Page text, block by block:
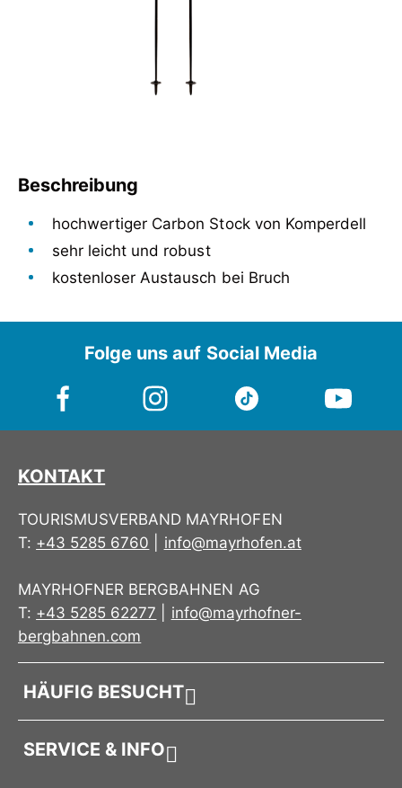
Beschreibung
hochwertiger Carbon Stock von Komperdell
sehr leicht und robust
kostenloser Austausch bei Bruch
sehr leicht und robust
kostenloser Austausch bei Bruch
Folge uns auf Social Media
KONTAKT
TOURISMUSVERBAND MAYRHOFEN
T: +43 5285 6760 info@mayrhofen.at
MAYRHOFNER BERGBAHNEN AG
T: +43 5285 62277
info@mayrhofner-
bergbahnen.com
HÄUFIG BESUCHT
SERVICE & INFO